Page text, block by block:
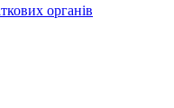
органів